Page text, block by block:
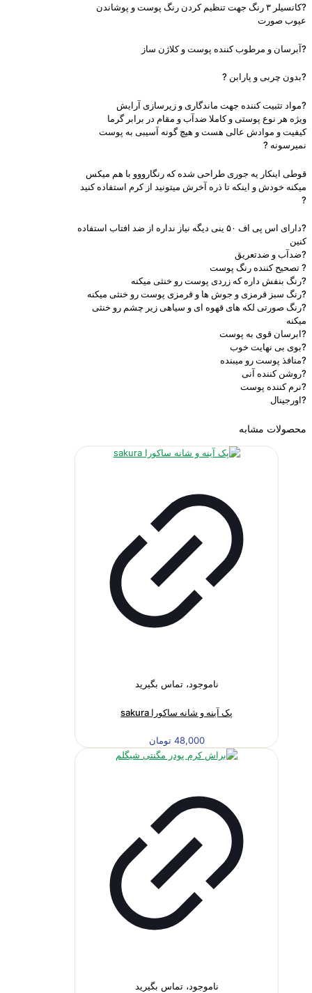
?کانسیلر ۳ رنگ جهت تنظیم کردن رنگ پوست و پوشاندن
عیوب صورت
?آبرسان و مرطوب کننده پوست و کلاژن ساز
?بدون چربی و پارابن ?
?مواد تثبیت کننده جهت ماندگاری و زیرسازی آرایش
ویژه هر نوع پوستی و کاملا ضدآب و مقام در برابر گرما
کیفیت و موادش عالی هست و هیچ گونه آسیبی به پوست
نمیرسونه ?
قوطی اینکار یه جوری طراحی شده که رنگارووو با هم میکس
میکنه خودش و اینکه تا ذره آخرش میتونید از کرم استفاده کنید
?
?دارای اس پی اف ۵۰ ینی دیگه نیاز نداره از ضد افتاب استفاده
کنین
?ضدآب و ضدتعریق
? تصحیح کننده رنگ پوست
?رنگ بنفش داره که زردی پوست رو خنثی میکنه
?رنگ سبز قرمزی و جوش ها و قرمزی پوست رو خنثی میکنه
?رنگ صورتی لکه های قهوه ای و سیاهی زیر چشم رو خنثی
میکنه
?ابرسان قوی به پوست
?بوی بی نهایت خوب
?منافذ پوست رو میبنده
?روشن کننده آنی
?نرم کننده پوست
?اورجینال
محصولات مشابه
ناموجود، تماس بگیرید
پک آینه و شانه ساکورا sakura
48,000 تومان
ناموجود، تماس بگیرید